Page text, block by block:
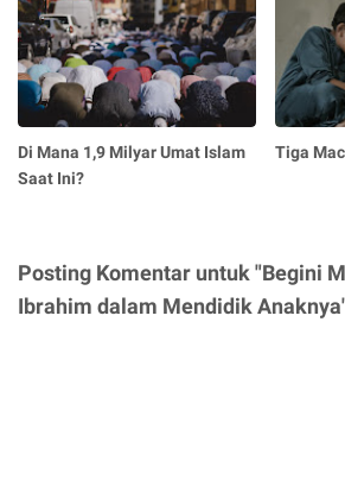
Di Mana 1,9 Milyar Umat Islam
Saat Ini?
Tiga
Posting Komentar untuk "Begini
Ibrahim dalam Mendidik